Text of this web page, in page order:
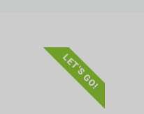
LET'S GO!